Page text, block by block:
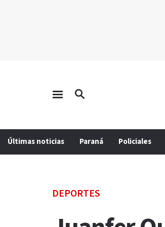
Últimas noticias Paraná Policiales
DEPORTES